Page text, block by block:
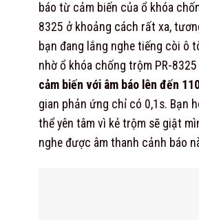
báo từ cảm biến của ổ khóa
8325 ở khoảng cách rất xa,
bạn đang lắng nghe tiếng còi ô
nhờ ổ khóa chống trộm PR-
cảm biến với âm báo lên đến
gian phản ứng chỉ có 0,1s. Bạn
thể yên tâm vì kẻ trộm sẽ giật
nghe được âm thanh cảnh báo